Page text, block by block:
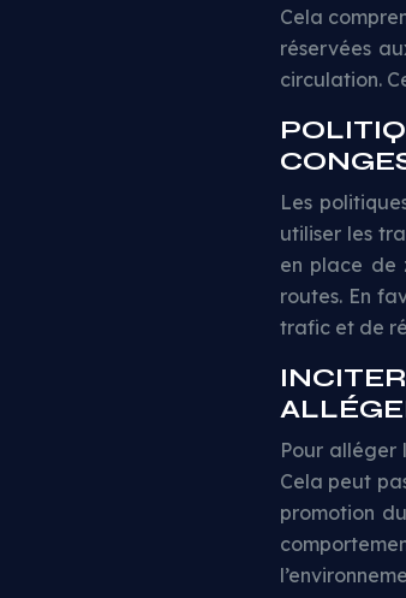
Cela
réservées
circulation.
Les
utiliser les
en place de
routes. En
trafic et de
Pour alléger
Cela peut
promotion